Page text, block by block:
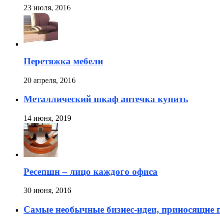
23 июля, 2016
Перетяжка мебели
20 апреля, 2016
Металлический шкаф аптечка купить
14 июня, 2019
Ресепшн – лицо каждого офиса
30 июня, 2016
Самые необычные бизнес-идеи, приносящие